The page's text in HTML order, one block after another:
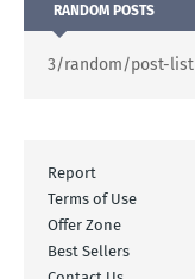
RANDOM POSTS
3/random/post-list
Report
Terms of Use
Offer Zone
Best Sellers